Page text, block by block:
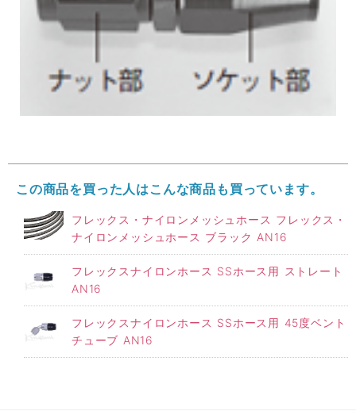
この商品を買った人はこんな商品も買っています。
フレックス・ナイロンメッシュホース フレックス・
ナイロンメッシュホース ブラック AN16
フレックスナイロンホース SSホース用 ストレート
AN16
フレックスナイロンホース SSホース用 45度ベント
チューブ AN16